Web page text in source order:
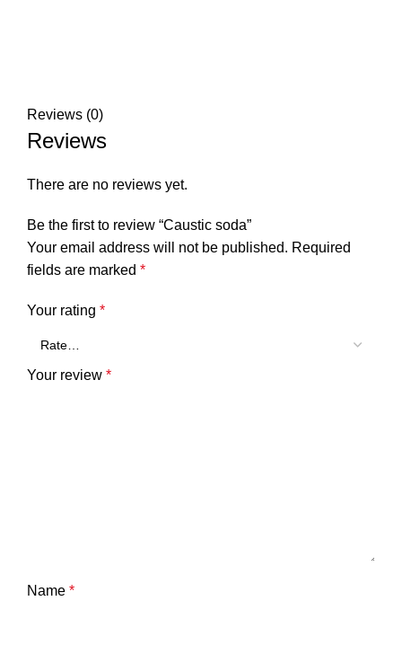
Reviews (0)
Reviews
There are no reviews yet.
Be the first to review “Caustic soda”
Your email address will not be published. Required
fields are marked *
Your rating *
Your review *
Name *